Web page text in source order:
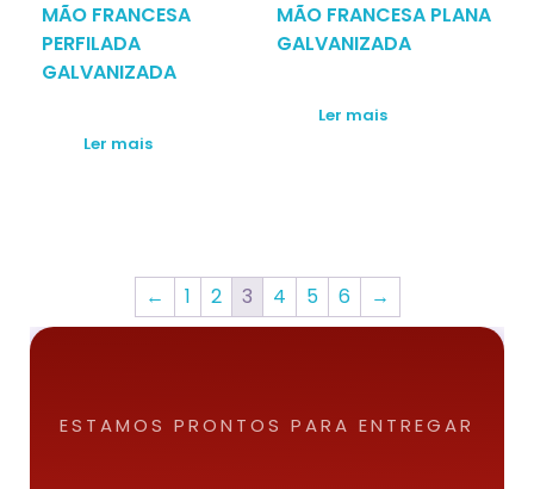
MÃO FRANCESA
PERFILADA
GALVANIZADA
Ler mais
MÃO FRANCESA PLANA
GALVANIZADA
Ler mais
← 1 2 3 4 5 6 →
ESTAMOS PRONTOS PARA ENTREGAR